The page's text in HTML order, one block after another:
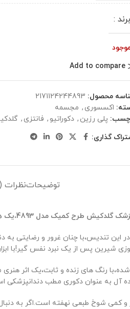
برند :
Add to compare
محصول: 2171124244893
اکسسوری , مجسمه
پلی رزین , دکوراتیو , فانتزی ,
گذاری:
توضیحاتنظرات (0)
کمیک مدل 4893،یک هنرمند واقعی در حال تحسین شاهکارش
این تندیس،با چنان غرور و رضایتی
شیرین پس از یک نبرد نفس‌ گیر!با
رنگ ‌های زنده و ثابت،یک اثر
به عنوان دکوری مطب دندانپزشکی
شوخ‌ طبعی نهفته است.اگر به